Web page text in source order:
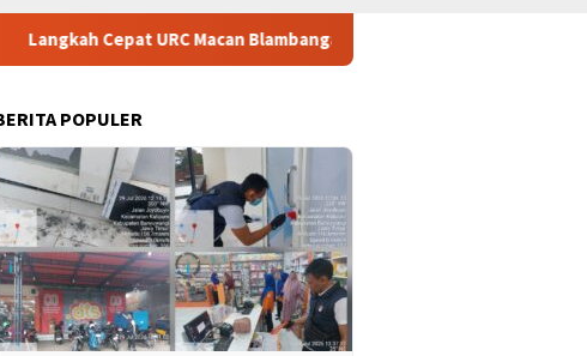
Macan Blambangan, Ungkap Jaringan Sindikat Curanmor hingga
POPULER